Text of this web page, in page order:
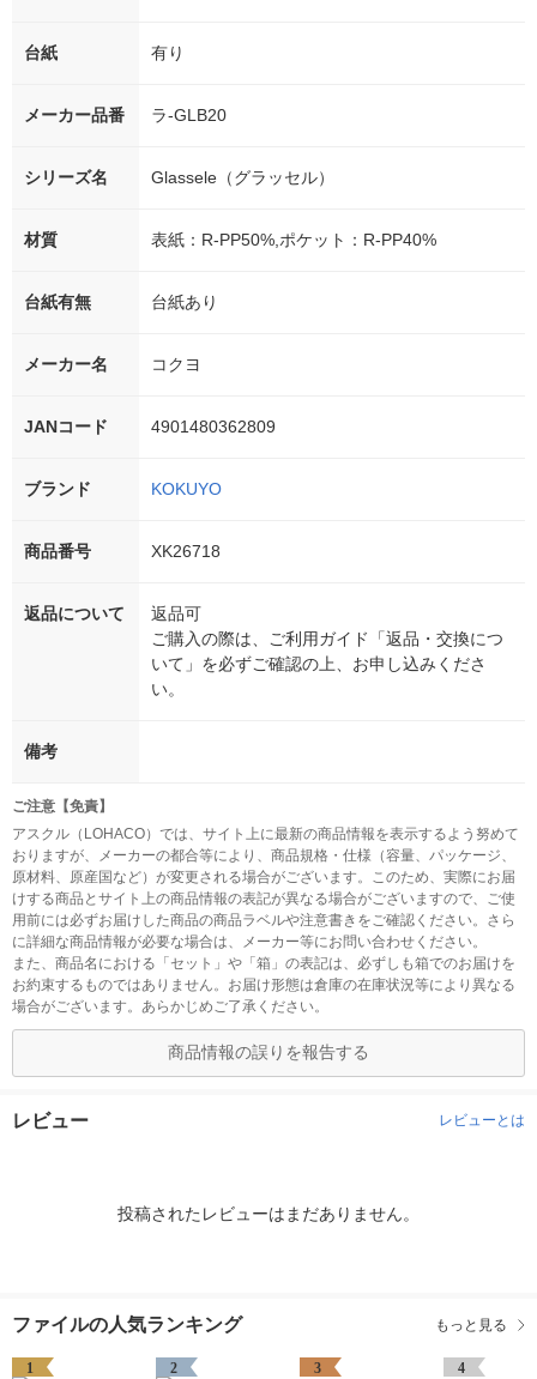
台紙 有り
メーカー品番 ラ‐GLB20
シリーズ名 Glassele（グラッセル）
材質 表紙：R-PP50%,ポケット：R-PP40%
台紙有無 台紙あり
メーカー名 コクヨ
JANコード 4901480362809
ブランド KOKUYO
商品番号 XK26718
返品について
返品可
ご購入の際は、ご利用ガイド「返品・交換につ
いて」を必ずご確認の上、お申し込みくださ
い。
備考
ご注意【免責】
アスクル（LOHACO）では、サイト上に最新の商品情報を表示するよう努めて
おりますが、メーカーの都合等により、商品規格・仕様（容量、パッケージ、
原材料、原産国など）が変更される場合がございます。このため、実際にお届
けする商品とサイト上の商品情報の表記が異なる場合がございますので、ご使
用前には必ずお届けした商品の商品ラベルや注意書きをご確認ください。さら
に詳細な商品情報が必要な場合は、メーカー等にお問い合わせください。
また、商品名における「セット」や「箱」の表記は、必ずしも箱でのお届けを
お約束するものではありません。お届け形態は倉庫の在庫状況等により異なる
場合がございます。あらかじめご了承ください。
商品情報の誤りを報告する
レビュー レビューとは
投稿されたレビューはまだありません。
ファイルの人気ランキング もっと見る
1 2 3 4